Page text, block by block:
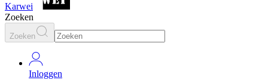
Karwei
Zoeken
Zoeken
Inloggen